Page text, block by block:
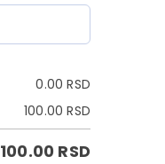
0.00RSD
100.00RSD
100.00 RSD